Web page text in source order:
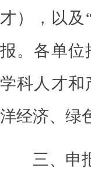
才），以及
报。 各单位
学科人才和
洋经济、绿
三、申